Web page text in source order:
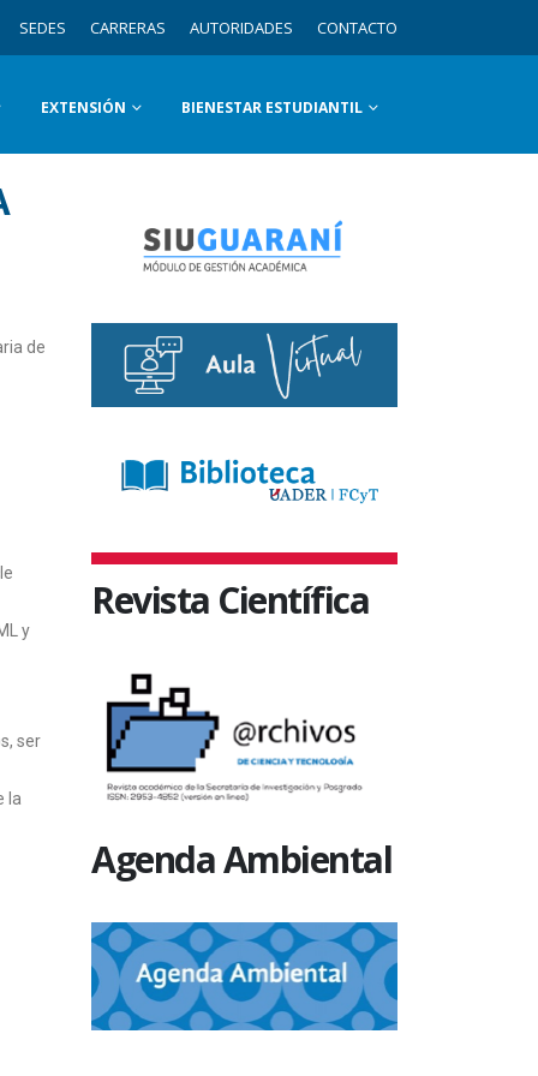
SEDES CARRERAS AUTORIDADES CONTACTO
EXTENSIÓN BIENESTAR ESTUDIANTIL
de
y
ser
la
Revista Científica
Agenda Ambiental